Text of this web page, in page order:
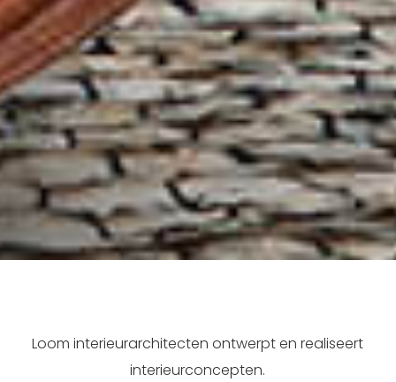
Loom interieurarchitecten ontwerpt en realiseert
interieurconcepten.